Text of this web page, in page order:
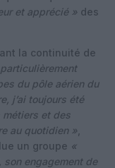
et apprécié » des
la continuité de
du pôle aérien du
j’ai toujours été
métiers et des
au quotidien »
un groupe «
son engagement de